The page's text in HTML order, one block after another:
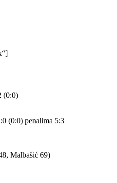
(0:0)
(0:0) penalima 5:3
Malbašić 69)